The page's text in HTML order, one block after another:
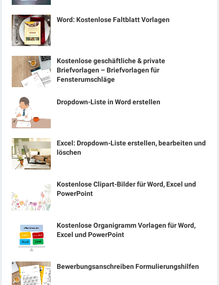
Word: Kostenlose Faltblatt Vorlagen
Kostenlose geschäftliche & private
Briefvorlagen – Briefvorlagen für
Fensterumschläge
Dropdown-Liste in Word erstellen
Excel: Dropdown-Liste erstellen, bearbeiten und
löschen
Kostenlose Clipart-Bilder für Word, Excel und
PowerPoint
Kostenlose Organigramm Vorlagen für Word,
Excel und PowerPoint
Bewerbungsanschreiben Formulierungshilfen